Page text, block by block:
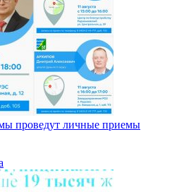
проведут личные приемы